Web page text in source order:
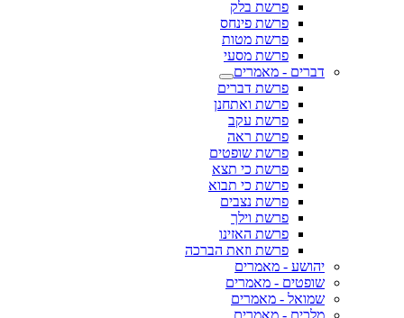
פרשת בלק
פרשת פינחס
פרשת מטות
פרשת מסעי
דברים - מאמרים
פרשת דברים
פרשת ואתחנן
פרשת עקב
פרשת ראה
פרשת שופטים
פרשת כי תצא
פרשת כי תבוא
פרשת נצבים
פרשת וילך
פרשת האזינו
פרשת וזאת הברכה
יהושע - מאמרים
שופטים - מאמרים
שמואל - מאמרים